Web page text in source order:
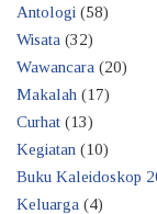
Antologi (58)
Wisata (32)
Wawancara (20)
Makalah (17)
Curhat (13)
Kegiatan (10)
Buku Kaleidoskop
Keluarga (4)